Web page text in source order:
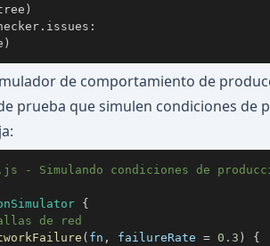
)
. issues :
)
de comportamiento de
prueba que simulen condiciones
- Simulando condiciones de
{
de red
( fn , failureRate = 0.3 )
{